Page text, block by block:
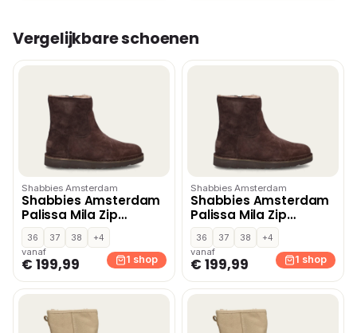
Vergelijkbare schoenen
Shabbies Amsterdam
Shabbies Amsterdam
Palissa Mila Zip
gevoerde boots –
Bruin
36 37 38
+4
vanaf
€ 199,99 1 shop
Shabbies Amsterdam
Shabbies Amsterdam
Palissa Mila Zip
gevoerde boots –
Bruin
36 37 38
+4
vanaf
€ 199,99 1 shop